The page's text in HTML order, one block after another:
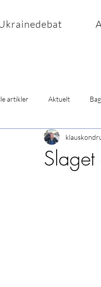
artikler Aktuelt